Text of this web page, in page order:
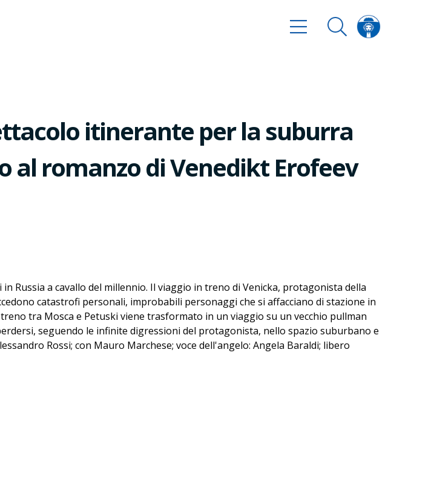
itinerante per la suburra
romanzo di Venedikt Erofeev
Russia a cavallo del millennio. Il viaggio in treno di Venicka, protagonista della
catastrofi personali, improbabili personaggi che si affacciano di stazione in
tra Mosca e Petuski viene trasformato in un viaggio su un vecchio pullman
seguendo le infinite digressioni del protagonista, nello spazio suburbano e
Rossi; con Mauro Marchese; voce dell'angelo: Angela Baraldi; libero
con Comune di Bologna - Assessorato alla Cultura e Rapporti con
in via Scarsellini.